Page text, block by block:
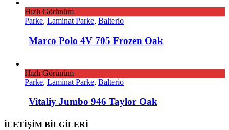
Hızlı Görünüm
Parke, Laminat Parke, Balterio
Marco Polo 4V 705 Frozen Oak
Hızlı Görünüm
Parke, Laminat Parke, Balterio
Vitaliy Jumbo 946 Taylor Oak
İLETİŞİM BİLGİLERİ